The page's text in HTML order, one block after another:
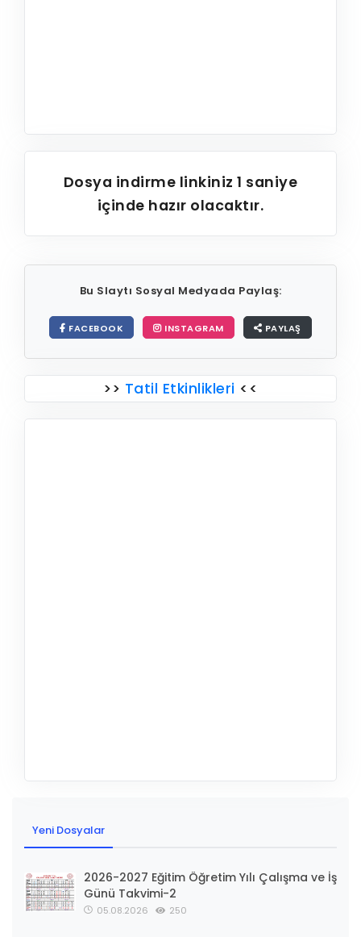
Dosya indirme linkiniz1 saniye
içinde hazır olacaktır.
Bu Slaytı Sosyal Medyada Paylaş:
FACEBOOK INSTAGRAM PAYLAŞ
>> Tatil Etkinlikleri <<
Yeni Dosyalar
2026-2027 Eğitim Öğretim Yılı Çalışma ve İş
Günü Takvimi-2
05.08.2026 250